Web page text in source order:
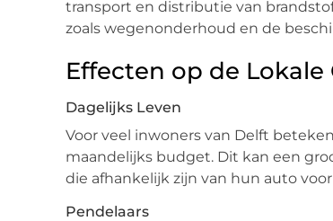
transport en distributie van
zoals wegenonderhoud en de
Effecten op de Lokale
Dagelijks Leven
Voor veel inwoners van Delft
maandelijks budget. Dit kan een
die afhankelijk zijn van hun auto
Pendelaars